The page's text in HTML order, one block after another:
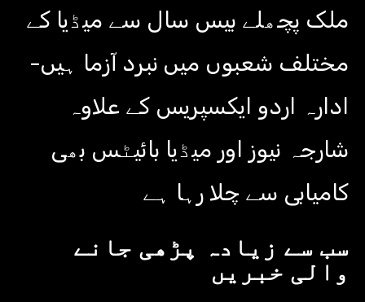
ملک پچھلے بیس سال سے میڈیا کے
مختلف شعبوں میں نبرد آزما ہیں-
ادارہ اردو ایکسپریس کے علاوہ
شارجہ نیوز اور میڈیا بائیٹس بھی
کامیابی سے چلا رہا ہے
سب سے زیادہ پڑھی جانے
والی خبریں